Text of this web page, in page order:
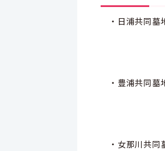
・日浦共同
総面
区画
・豊浦共同
総面
区画
・女那川共